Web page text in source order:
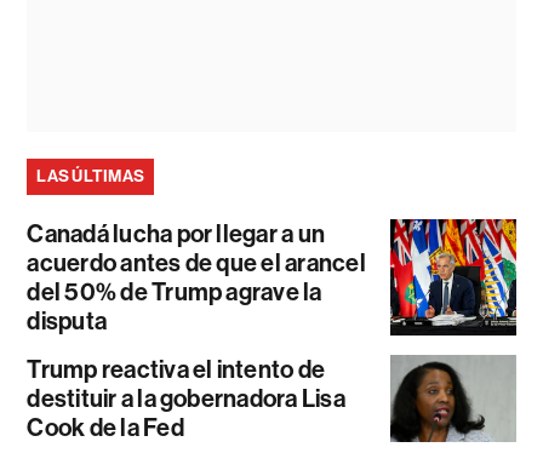
LAS ÚLTIMAS
Canadá lucha por llegar a un
acuerdo antes de que el arancel
del 50% de Trump agrave la
disputa
Trump reactiva el intento de
destituir a la gobernadora Lisa
Cook de la Fed